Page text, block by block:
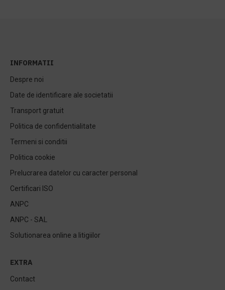
INFORMATII
Despre noi
Date de identificare ale societatii
Transport gratuit
Politica de confidentialitate
Termeni si conditii
Politica cookie
Prelucrarea datelor cu caracter personal
Certificari ISO
ANPC
ANPC - SAL
Solutionarea online a litigiilor
EXTRA
Contact